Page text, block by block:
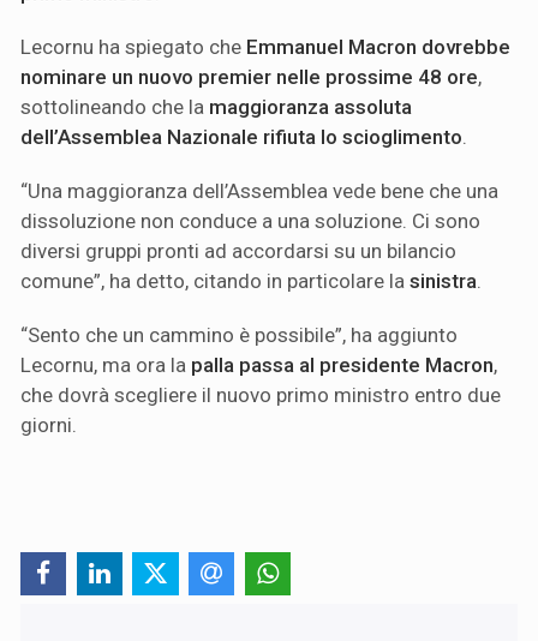
Lecornu ha spiegato che Emmanuel Macron dovrebbe
nominare un nuovo premier nelle prossime 48 ore,
sottolineando che la maggioranza assoluta
dell’Assemblea Nazionale rifiuta lo scioglimento.
“Una maggioranza dell’Assemblea vede bene che una
dissoluzione non conduce a una soluzione. Ci sono
diversi gruppi pronti ad accordarsi su un bilancio
comune”, ha detto, citando in particolare la sinistra.
“Sento che un cammino è possibile”, ha aggiunto
Lecornu, ma ora la palla passa al presidente Macron,
che dovrà scegliere il nuovo primo ministro entro due
giorni.